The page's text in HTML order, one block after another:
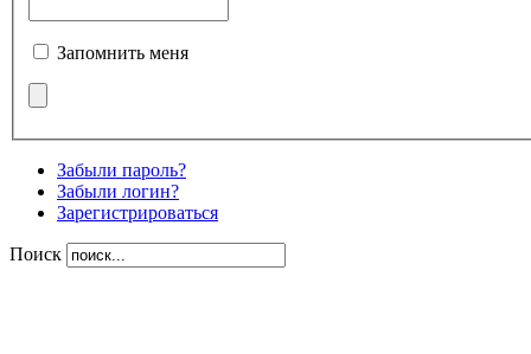
Запомнить меня
Забыли пароль?
Забыли логин?
Зарегистрироваться
Поиск